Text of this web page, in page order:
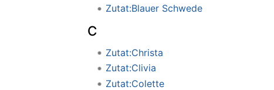
Zutat:Blauer Schwede
C
Zutat:Christa
Zutat:Clivia
Zutat:Colette